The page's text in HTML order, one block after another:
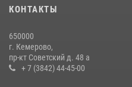
20 июля 2026, 10:54
с покупками
20 июля 2026, 08:52
КОНТАКТЫ
650000
г. Кемерово,
пр-кт Советский д. 48 а
+ 7 (3842) 44-45-00